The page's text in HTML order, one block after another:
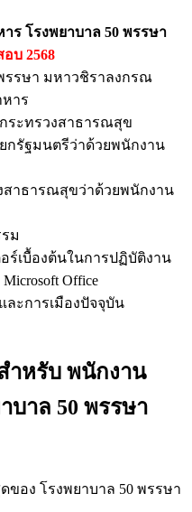
ร โรงพยาบาล 50 พรรษา
บ 2568
รรษา มหาวชิราลงกรณ
าร
ระทรวงสาธารณสุข
กรัฐมนตรีว่าด้วยพนักงาน
สาธารณสุขว่าด้วยพนักงาน
ม
ร์เบื้องต้นในการปฏิบัติงาน
Office
ละการเมืองปัจจุบัน
ำหรับ พนักงาน
บาล 50 พรรษา
อง โรงพยาบาล 50 พรรษา